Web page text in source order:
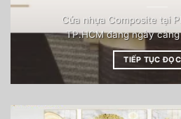
Cửa nhựa Composite tại
TP.HCM đang ngày
TIẾP TỤC ĐỌC